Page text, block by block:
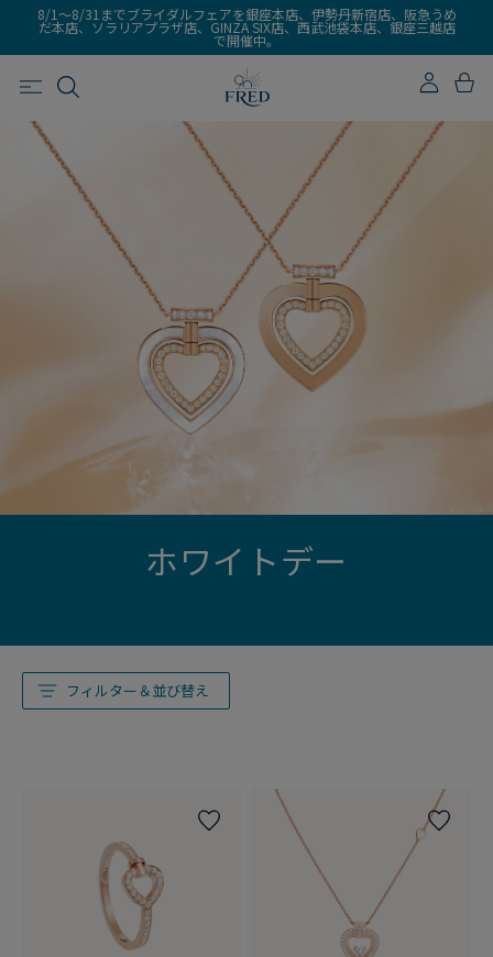
8/1～8/31までブライダルフェアを銀座本店、伊勢丹新宿店、阪急うめ
だ本店、ソラリアプラザ店、GINZA SIX店、西武池袋本店、銀座三越店
で開催中。
ホワイトデー
フィルター＆並び替え